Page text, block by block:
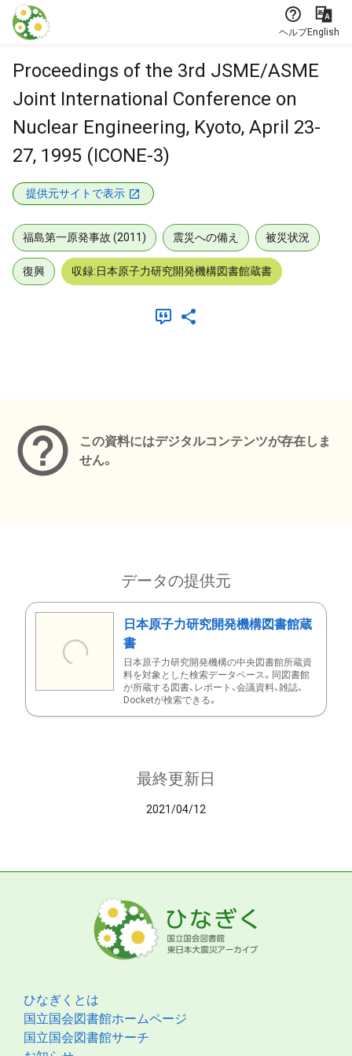
本文に飛ぶ
ヘルプEnglish
Proceedings of the 3rd JSME/ASME
Joint International Conference on
Nuclear Engineering, Kyoto, April 23-
27, 1995 (ICONE-3)
提供元サイトで表示
福島第一原発事故 (2011) 震災への備え 被災状況
復興 収録:日本原子力研究開発機構図書館蔵書
この資料にはデジタルコンテンツが存在しま
せん。
データの提供元
日本原子力研究開発機構図書館蔵
書
日本原子力研究開発機構の中央図書館所蔵資
料を対象とした検索データベース。同図書館
が所蔵する図書、レポート、会議資料、雑誌、
Docketが検索できる。
最終更新日
2021/04/12
ひなぎくとは
国立国会図書館ホームページ
国立国会図書館サーチ